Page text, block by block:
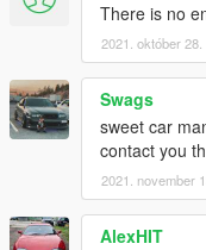
There is no
2021. október 28.
Swags
sweet car
contact you
2021. november
AlexHIT